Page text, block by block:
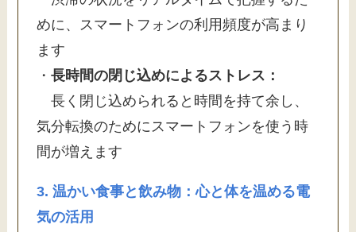
めに、スマートフォンの利用頻度が高まり
ます
・ 長時間の閉じ込めによるストレス：
長く閉じ込められると時間を持て余し、
気分転換のためにスマートフォンを使う時
間が増えます
3. 温かい食事と飲み物：心と体を温める電
気の活用